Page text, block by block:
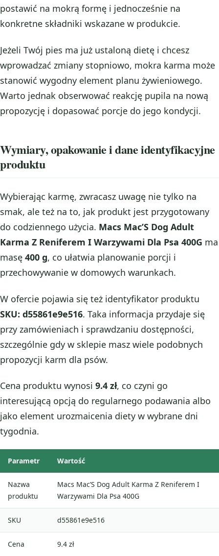
postawić na mokrą formę i jednocześnie na
konkretne składniki wskazane w produkcie.
Jeżeli Twój pies ma już ustaloną dietę i chcesz
wprowadzać zmiany stopniowo, mokra karma może
stanowić wygodny element planu żywieniowego.
Warto jednak obserwować reakcję pupila na nową
propozycję i dopasować porcje do jego kondycji.
Wymiary, opakowanie i dane identyfikacyjne
produktu
Wybierając karmę, zwracasz uwagę nie tylko na
smak, ale też na to, jak produkt jest przygotowany
do codziennego użycia. Macs Mac’S Dog Adult
Karma Z Reniferem I Warzywami Dla Psa 400G ma
masę 400 g, co ułatwia planowanie porcji i
przechowywanie w domowych warunkach.
W ofercie pojawia się też identyfikator produktu
SKU: d55861e9e516. Taka informacja przydaje się
przy zamówieniach i sprawdzaniu dostępności,
szczególnie gdy w sklepie masz wiele podobnych
propozycji karm dla psów.
Cena produktu wynosi 9.4 zł, co czyni go
interesującą opcją do regularnego podawania albo
jako element urozmaicenia diety w wybrane dni
tygodnia.
Parametr Wartość
Nazwa
produktu
Macs Mac’S Dog Adult Karma Z Reniferem I
Warzywami Dla Psa 400G
SKU d55861e9e516
Cena 9.4 zł